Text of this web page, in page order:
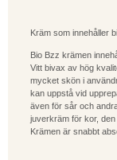
Kräm som innehåller
Bio Bzz krämen
Vitt bivax av hög
mycket skön i
kan uppstå vid
även för sår och
juverkräm för kor,
Krämen är snabbt